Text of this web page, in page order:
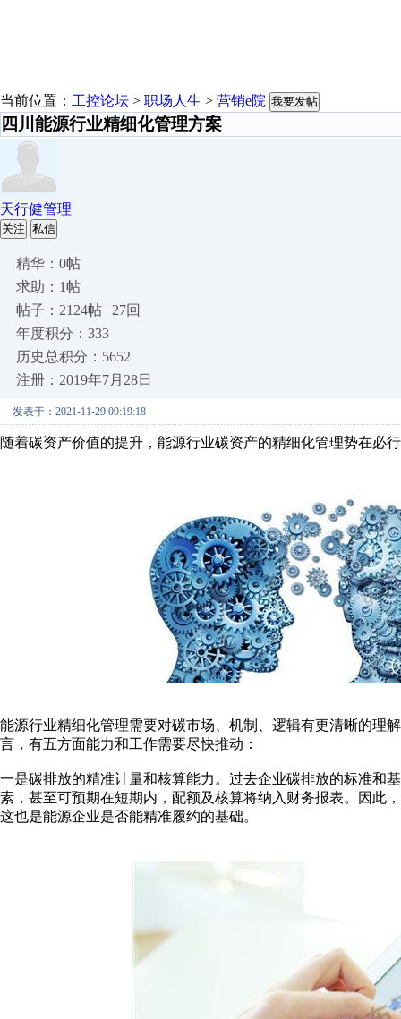
当前位置： 工控论坛 > 职场人生 > 营销e院 我要发帖
四川能源行业精细化管理方案
天行健管理
关注 私信
精华：0帖
求助：1帖
帖子：2124帖 | 27回
年度积分：333
历史总积分：5652
注册：2019年7月28日
发表于：2021-11-29 09:19:18
随着碳资产价值的提升，能源行业碳资产的精细化管理势在必
能源行业精细化管理需要对碳市场、机制、逻辑有更清晰的理
言，有五方面能力和工作需要尽快推动：
一是碳排放的精准计量和核算能力。过去企业碳排放的标准和
素，甚至可预期在短期内，配额及核算将纳入财务报表。因此
这也是能源企业是否能精准履约的基础。